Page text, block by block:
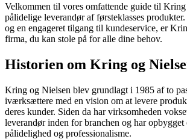
Velkommen til vores omfattende guide til
pålidelige leverandør af førsteklasses
og en engageret tilgang til kundeservice, er
firma, du kan stole på for alle dine behov.
Historien om Kring og
Kring og Nielsen blev grundlagt i 1985 af to
iværksættere med en vision om at levere
deres kunder. Siden da har virksomheden
leverandør inden for branchen og har
pålidelighed og professionalisme.